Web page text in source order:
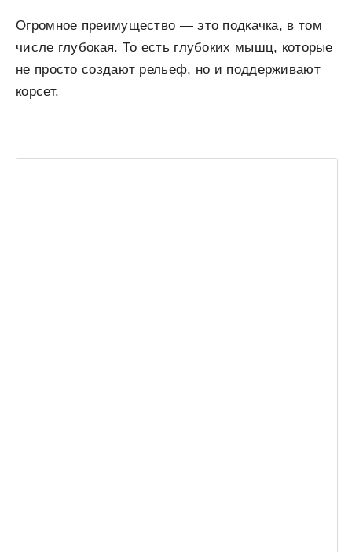
Огромное преимущество — это подкачка, в том
числе глубокая. То есть глубоких мышц, которые
не просто создают рельеф, но и поддерживают
корсет.